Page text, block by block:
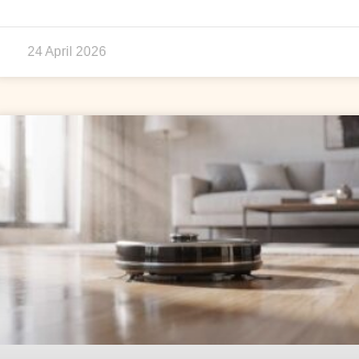
24 April 2026